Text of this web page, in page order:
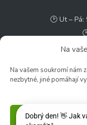
Na
Na vašem soukromí nám
nezbytné, jiné pomáhají
🕑 Ut –
🚫